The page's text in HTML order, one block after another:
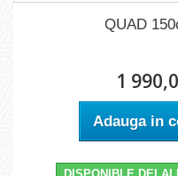
QUAD
1
Adauga in